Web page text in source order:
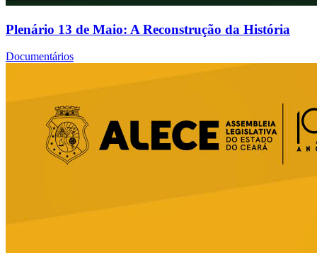
Plenário 13 de Maio: A Reconstrução da História
Documentários